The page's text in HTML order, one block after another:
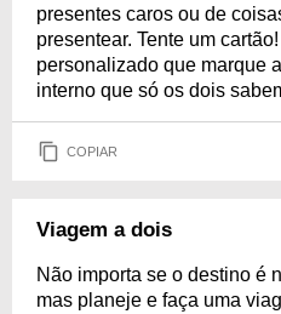
presentes caros ou de
presentear. Tente um
personalizado que marque
interno que só os dois
COPIAR
Viagem a dois
Não importa se o destino é
mas planeje e faça uma